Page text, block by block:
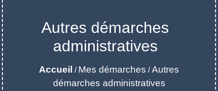
Autres démarches
administratives
Accueil / Mes démarches /Autres
démarches administratives